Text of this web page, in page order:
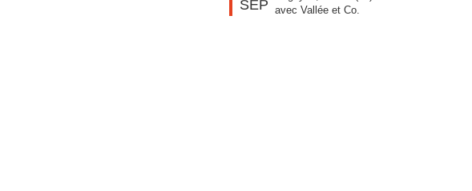
SEP
avec Vallée et Co.